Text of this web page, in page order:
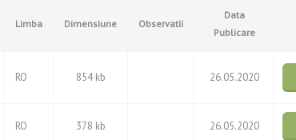
Limba Dimensiune Observatii
Data
Publicare
RO 854 kb 26.05.2020
RO 378 kb 26.05.2020